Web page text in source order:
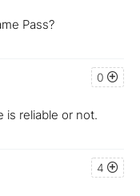
Pass?
0
is reliable or not.
4